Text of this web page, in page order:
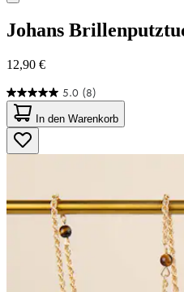
Johans
12,90 €
5.0 (8)
5.0
von
5
Sternen.
8
In den Warenkorb